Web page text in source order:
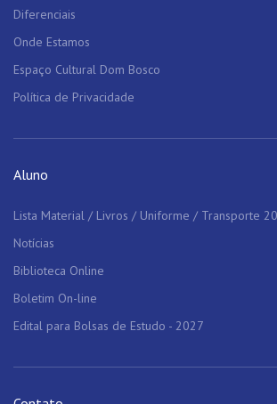
Diferenciais
Onde Estamos
Espaço Cultural Dom Bosco
Política de Privacidade
Aluno
Lista Material / Livros / Uniforme / Transporte
Notícias
Biblioteca Online
Boletim On-line
Edital para Bolsas de Estudo - 2027